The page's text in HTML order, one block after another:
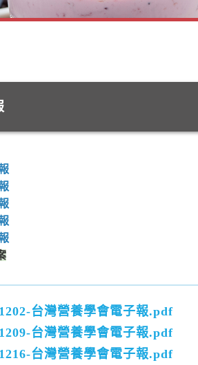
台灣營養學會電子報.pdf
台灣營養學會電子報.pdf
台灣營養學會電子報.pdf